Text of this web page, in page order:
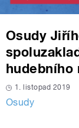
Osudy
hudebního
1. listopad 2019
Osudy